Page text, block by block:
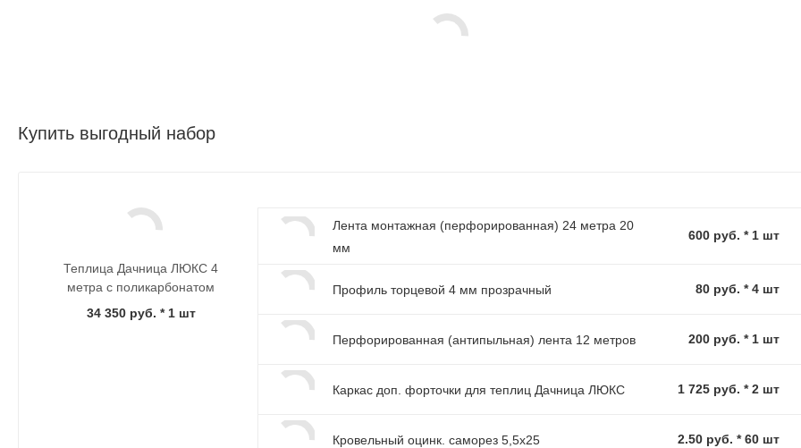
Купить выгодный набор
Теплица Дачница ЛЮКС 4
метра с поликарбонатом
34 350 руб. * 1 шт
Лента монтажная (перфорированная) 24 метра 20
мм
600 руб. * 1 шт
Профиль торцевой 4 мм прозрачный 80 руб. * 4 шт
Перфорированная (антипыльная) лента 12 метров 200 руб. * 1 шт
Каркас доп. форточки для теплиц Дачница ЛЮКС 1 725 руб. * 2 шт
Кровельный оцинк. саморез 5,5х25 2.50 руб. * 60 шт